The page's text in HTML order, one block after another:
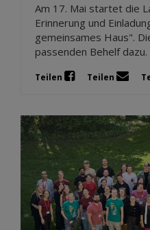
Am 17. Mai startet die
Erinnerung und
gemeinsames Haus".
passenden Behelf dazu.
Teilen Teilen